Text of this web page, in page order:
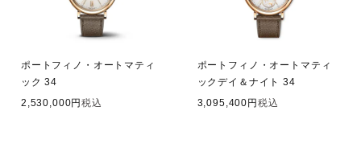
ポートフィノ・オートマティ
ック 34
2,530,000
税込
ポートフィノ・オートマティ
ックデイ＆ナイト 34
3,095,400
税込